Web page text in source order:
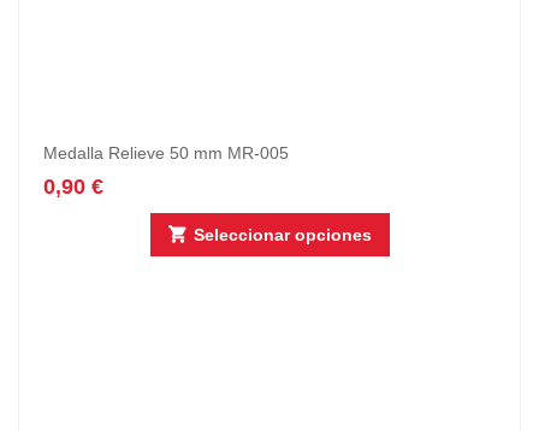
Medalla Relieve 50 mm MR-005
0,90 €
Seleccionar opciones